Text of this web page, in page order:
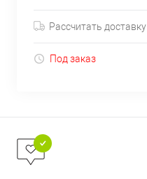
Рассчитать доставку
Под заказ